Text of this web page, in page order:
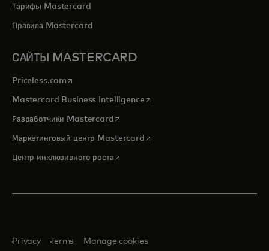
Тарифы Mastercard
Правила Mastercard
САЙТЫ MASTERCARD
Priceless.com opens in a new tab
Mastercard Business Intelligenceopens in a new tab
Разработчики Mastercardopens in a new tab
Маркетинговый центр Mastercardopens in a new tab
Центр инклюзивного ростаopens in a new tab
Privacy Terms Manage cookies